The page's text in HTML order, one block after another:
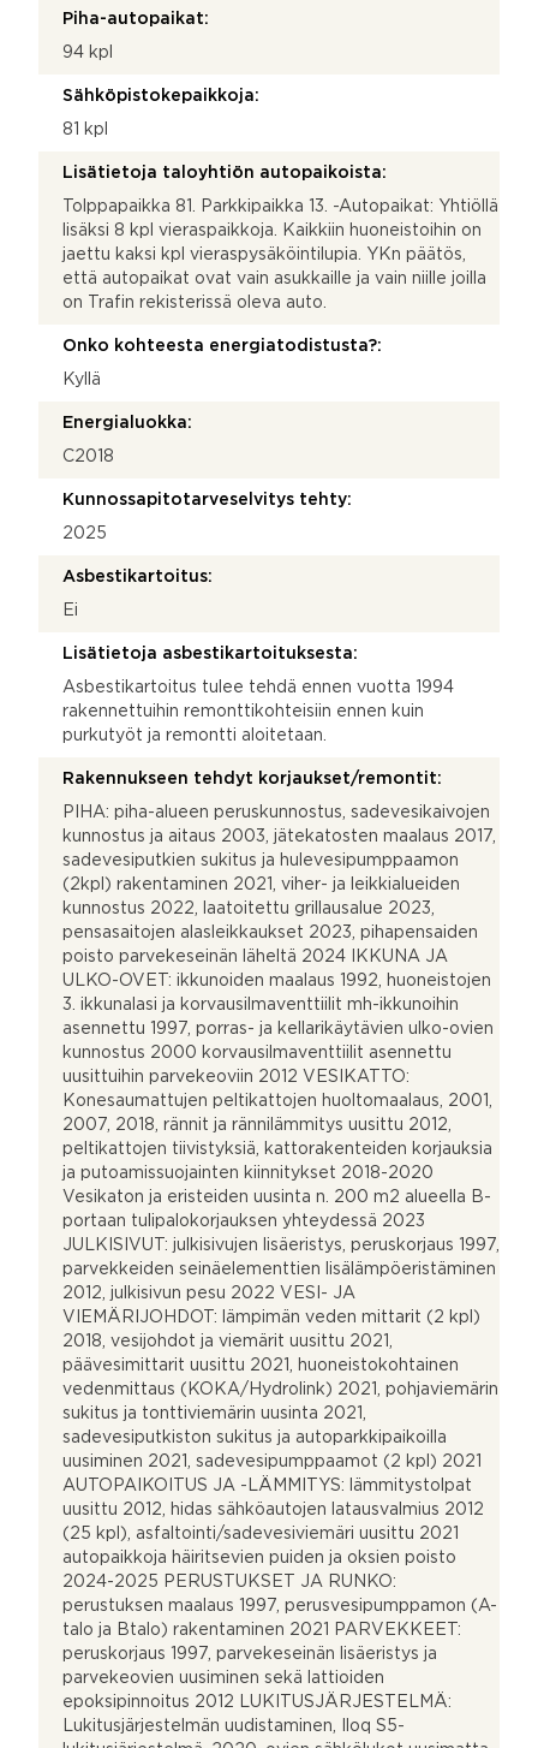
Piha-autopaikat:
94 kpl
Sähköpistokepaikkoja:
81 kpl
Lisätietoja taloyhtiön autopaikoista:
Tolppapaikka 81. Parkkipaikka 13. -Autopaikat: Yhtiöllä
lisäksi 8 kpl vieraspaikkoja. Kaikkiin huoneistoihin on
jaettu kaksi kpl vieraspysäköintilupia. YKn päätös,
että autopaikat ovat vain asukkaille ja vain niille joilla
on Trafin rekisterissä oleva auto.
Onko kohteesta energiatodistusta?:
Kyllä
Energialuokka:
C2018
Kunnossapitotarveselvitys tehty:
2025
Asbestikartoitus:
Ei
Lisätietoja asbestikartoituksesta:
Asbestikartoitus tulee tehdä ennen vuotta 1994
rakennettuihin remonttikohteisiin ennen kuin
purkutyöt ja remontti aloitetaan.
Rakennukseen tehdyt korjaukset/remontit:
PIHA: piha-alueen peruskunnostus, sadevesikaivojen
kunnostus ja aitaus 2003, jätekatosten maalaus 2017,
sadevesiputkien sukitus ja hulevesipumppaamon
(2kpl) rakentaminen 2021, viher- ja leikkialueiden
kunnostus 2022, laatoitettu grillausalue 2023,
pensasaitojen alasleikkaukset 2023, pihapensaiden
poisto parvekeseinän läheltä 2024 IKKUNA JA
ULKO-OVET: ikkunoiden maalaus 1992, huoneistojen
3. ikkunalasi ja korvausilmaventtiilit mh-ikkunoihin
asennettu 1997, porras- ja kellarikäytävien ulko-ovien
kunnostus 2000 korvausilmaventtiilit asennettu
uusittuihin parvekeoviin 2012 VESIKATTO:
Konesaumattujen peltikattojen huoltomaalaus, 2001,
2007, 2018, rännit ja rännilämmitys uusittu 2012,
peltikattojen tiivistyksiä, kattorakenteiden korjauksia
ja putoamissuojainten kiinnitykset 2018-2020
Vesikaton ja eristeiden uusinta n. 200 m2 alueella B-
portaan tulipalokorjauksen yhteydessä 2023
JULKISIVUT: julkisivujen lisäeristys, peruskorjaus 1997,
parvekkeiden seinäelementtien lisälämpöeristäminen
2012, julkisivun pesu 2022 VESI- JA
VIEMÄRIJOHDOT: lämpimän veden mittarit (2 kpl)
2018, vesijohdot ja viemärit uusittu 2021,
päävesimittarit uusittu 2021, huoneistokohtainen
vedenmittaus (KOKA/Hydrolink) 2021, pohjaviemärin
sukitus ja tonttiviemärin uusinta 2021,
sadevesiputkiston sukitus ja autoparkkipaikoilla
uusiminen 2021, sadevesipumppaamot (2 kpl) 2021
AUTOPAIKOITUS JA -LÄMMITYS: lämmitystolpat
uusittu 2012, hidas sähköautojen latausvalmius 2012
(25 kpl), asfaltointi/sadevesiviemäri uusittu 2021
autopaikkoja häiritsevien puiden ja oksien poisto
2024-2025 PERUSTUKSET JA RUNKO:
perustuksen maalaus 1997, perusvesipumppamon (A-
talo ja Btalo) rakentaminen 2021 PARVEKKEET:
peruskorjaus 1997, parvekeseinän lisäeristys ja
parvekeovien uusiminen sekä lattioiden
epoksipinnoitus 2012 LUKITUSJÄRJESTELMÄ:
Lukitusjärjestelmän uudistaminen, Iloq S5-